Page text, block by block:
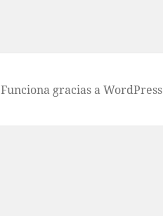
Funciona gracias a WordPress